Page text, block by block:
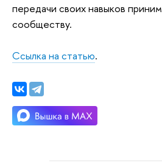
передачи своих навыков
сообществу.
Ссылка на статью.